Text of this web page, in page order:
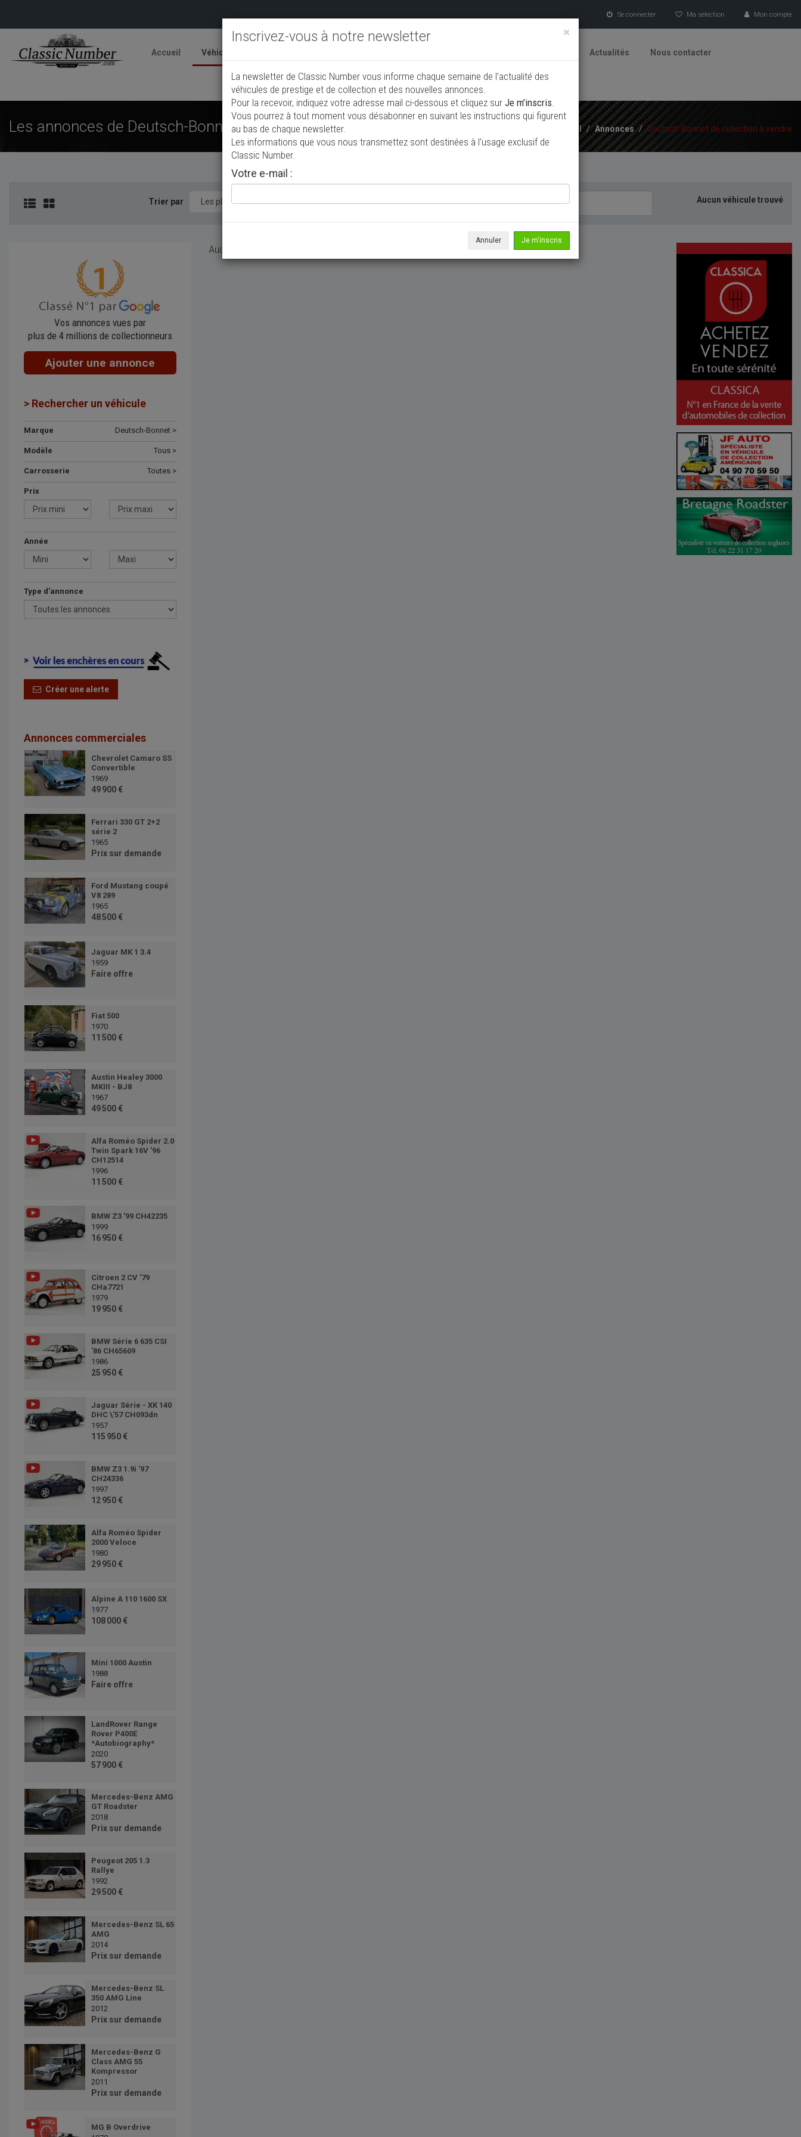
Se connecter Ma sélection Mon compte
Accueil Véhicules Actualités Nous contacter
Ajouter une annonce
Les annonces de Deutsch-Bonnet de collection à vendre / Annonces / Deutsch-Bonnet de collection à vendre
Trier par Aucun véhicule trouvé
Vos annonces vues par
plus de 4 millions de collectionneurs
Ajouter une annonce
> Rechercher un véhicule
Marque Deutsch-Bonnet >
Modèle Tous >
Carrosserie Toutes >
Prix
Année
Type d'annonce
Créer une alerte
Annonces commerciales
Chevrolet Camaro SS
Convertible
1969
49 900 €
Ferrari 330 GT 2+2
série 2
1965
Prix sur demande
Ford Mustang coupé
V8 289
1965
48 500 €
Jaguar MK 1 3.4
1959
Faire offre
Fiat 500
1970
11 500 €
Austin Healey 3000
MKIII - BJ8
1967
49 500 €
Alfa Roméo Spider 2.0
Twin Spark 16V '96
CH12514
1996
11 500 €
BMW Z3 '99 CH42235
1999
16 950 €
Citroen 2 CV '79
CHa7721
1979
19 950 €
BMW Série 6 635 CSI
'86 CH65609
1986
25 950 €
Jaguar Série - XK 140
DHC \'57 CH093dn
1957
115 950 €
BMW Z3 1.9i '97
CH24336
1997
12 950 €
Alfa Roméo Spider
2000 Veloce
1980
29 950 €
Alpine A 110 1600 SX
1977
108 000 €
Mini 1000 Austin
1988
Faire offre
LandRover Range
Rover P400E
*Autobiography*
2020
57 900 €
Mercedes-Benz AMG
GT Roadster
2018
Prix sur demande
Peugeot 205 1.3
Rallye
1992
29 500 €
Mercedes-Benz SL 65
AMG
2014
Prix sur demande
Mercedes-Benz SL
350 AMG Line
2012
Prix sur demande
Mercedes-Benz G
Class AMG 55
Kompressor
2011
Prix sur demande
MG B Overdrive
Aucun véhicule ne correspond à votre recherche, veuillez modifier vos critères de recherche...
×
Inscrivez-vous à notre newsletter
La newsletter de Classic Number vous informe chaque semaine de l’actualité des
véhicules de prestige et de collection et des nouvelles annonces.
Pour la recevoir, indiquez votre adresse mail ci-dessous et cliquez sur Je m'inscris.
Vous pourrez à tout moment vous désabonner en suivant les instructions qui figurent
au bas de chaque newsletter.
Les informations que vous nous transmettez sont destinées à l’usage exclusif de
Classic Number.
Votre e-mail :
Annuler Je m'inscris